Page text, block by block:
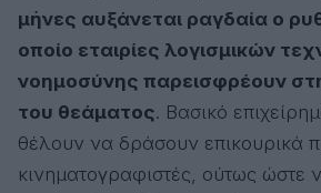
μήνες αυξάνεται ραγδαία ο
οποίο εταιρίες λογισμικών
νοημοσύνης παρεισφρέουν
του θεάματος. Βασικό
θέλουν να δράσουν επικουρικά
κινηματογραφιστές, ούτως ώστε